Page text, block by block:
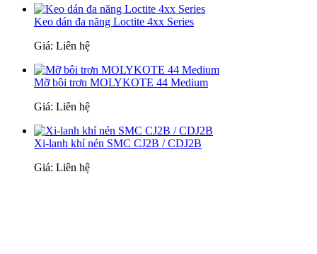
Keo dán đa năng Loctite 4xx Series
Giá: Liên hệ
Mỡ bôi trơn MOLYKOTE 44 Medium
Giá: Liên hệ
Xi-lanh khí nén SMC CJ2B / CDJ2B
Giá: Liên hệ